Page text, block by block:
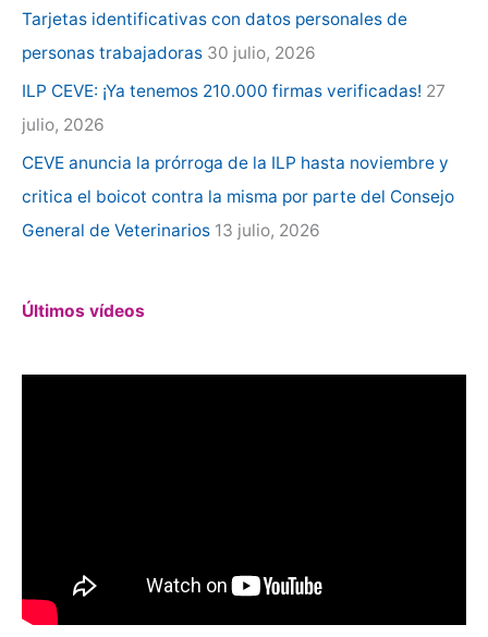
a
r
p
o
Tarjetas identificativas con datos personales de
personas trabajadoras 30 julio, 2026
ILP CEVE: ¡Ya tenemos 210.000 firmas verificadas! 27
julio, 2026
CEVE anuncia la prórroga de la ILP hasta noviembre y
critica el boicot contra la misma por parte del Consejo
General de Veterinarios 13 julio, 2026
Últimos vídeos